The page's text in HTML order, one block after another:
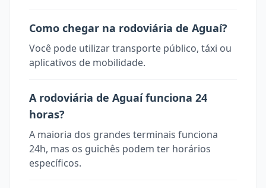
Como chegar na rodoviária de Aguaí?
Você pode utilizar transporte público, táxi ou
aplicativos de mobilidade.
A rodoviária de Aguaí funciona 24
horas?
A maioria dos grandes terminais funciona
24h, mas os guichês podem ter horários
específicos.